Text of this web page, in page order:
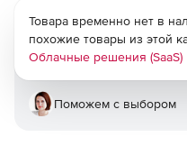
Товара временно нет в
похожие товары из этой
Облачные решения (SaaS)
Поможем с выбором